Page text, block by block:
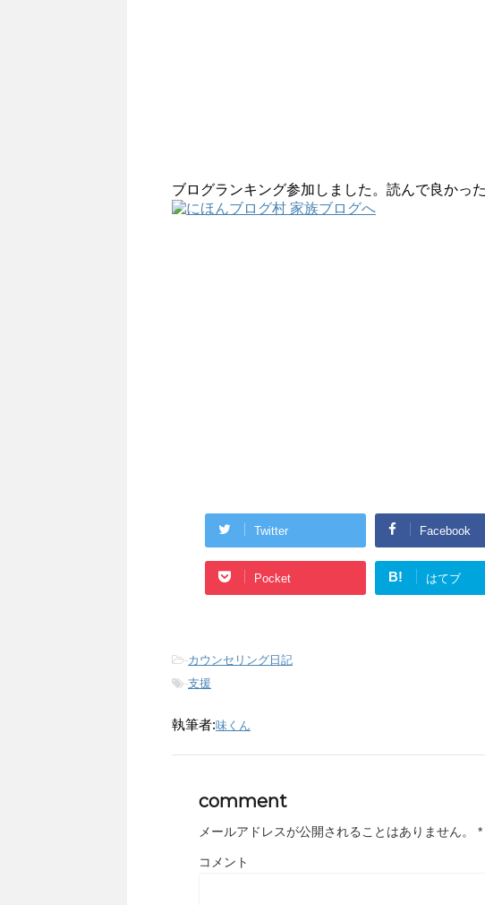
ブログランキング参加しました。読んで良かっ
Twitter Facebook
Pocket B! はてブ
-カウンセリング日記
-支援
執筆者:味くん
comment
メールアドレスが公開されることはありません。 *
コメント